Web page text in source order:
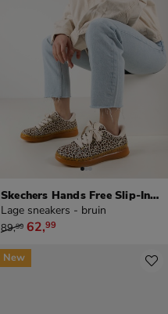
Skechers Hands Free Slip-Ins Courtside
Lage sneakers - bruin
van € 89,99 voor € 62,99
89,99 62,99
New